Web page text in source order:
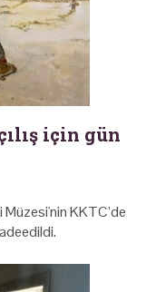
için gün
KKTC’de